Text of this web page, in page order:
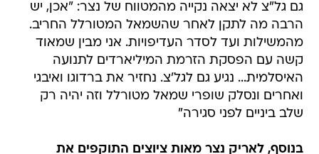
גם גל"צ לא יצאה נקייה מהמטווח של נצר: "אכן, יש
הרבה מה לתקן לאחר שהשמאל המטורלל החריב.
מהמשילות ועד לסדר העדיפויות. אני מבין שמאוד
קשה עם הפסקת הזרמת המיליארדים לתנועה
האיסלמית... נגיע גם לגל'צ. נחזיר את ברדוגו ואיבגי
ואחרים ונסלק שופרי שמאל מטורלל וזה יהיה רק
שלב ביניים לפני סגירה"
בנוסף, לאריק נצר מאות ציוצים התוקפים את